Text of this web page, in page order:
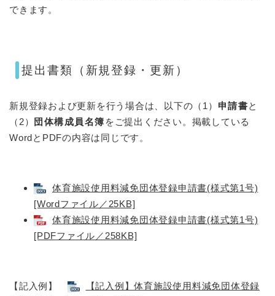
できます。
提出書類（新規登録・更新）
新規登録および更新を行う場合は、以下の（1） 申請書と
（2）
団体構成員名簿 をご提出ください。掲載している
WordとPDFの内容は同じです。
体育施設使用料減免団体登録申請書(様式第1号)
[Wordファイル／25KB]
体育施設使用料減免団体登録申請書(様式第1号)
[PDFファイル／258KB]
【記入例】
【記入例】体育施設使用料減免団体登録